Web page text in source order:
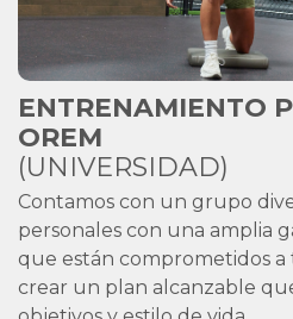
ENTRENAMIENTO
OREM
(UNIVERSIDAD)
Contamos con un grupo
personales con una amplia
que están comprometidos
crear un plan alcanzable